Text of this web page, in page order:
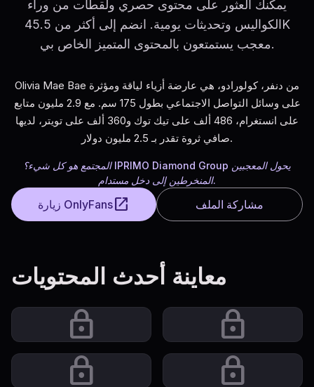
يمكنك العثور على محتوى حصري ولقطات من وراء
الكواليس وتحديثات يومية. انضم إلى أكثر من 45.5K
معجب يستمتعون بالمحتوى المتميز الخاص بي.
Olivia Mae Bae من دنفر، كولورادو، هي عارضة أزياء لياقة ومؤثرة
على وسائل التواصل الاجتماعي بطول 175 سم. مع 2.9 مليون متابع
على انستغرام، 486 ألف على تيك توك و360 ألف على تويتر، لديها
صافي ثروة تقدر بـ 2.5 مليون دولار.
المجتمع هو كل شيء؟ IPRIMO Diamond Group يحول المعجبين
المنخرطين إلى دخل مستدام.
زيارة OnlyFansopen_in_new مشاركة الملف
معاينة أحدث المحتويات
lock
lock
lock
lock